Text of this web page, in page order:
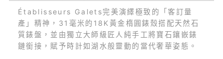
Établisseurs Galets完美演繹極致的「客訂量
產」精神，31毫米的18K黃金楕圓錶殼搭配天然石
質錶盤，並由獨立大師級匠人純手工將寶石鑲嵌錶
鏈銜接，賦予時計如湖水般靈動的當代奢華姿態。